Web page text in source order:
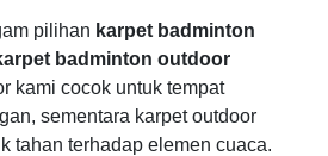
pilihan karpet badminton
badminton outdoor
kami cocok untuk tempat
sementara karpet outdoor
tahan terhadap elemen cuaca.